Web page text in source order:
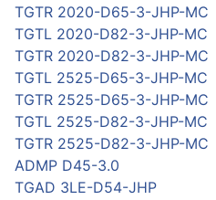
TGTR 2020-D65-3-JHP-MC
TGTL 2020-D82-3-JHP-MC
TGTR 2020-D82-3-JHP-MC
TGTL 2525-D65-3-JHP-MC
TGTR 2525-D65-3-JHP-MC
TGTL 2525-D82-3-JHP-MC
TGTR 2525-D82-3-JHP-MC
ADMP D45-3.0
TGAD 3LE-D54-JHP